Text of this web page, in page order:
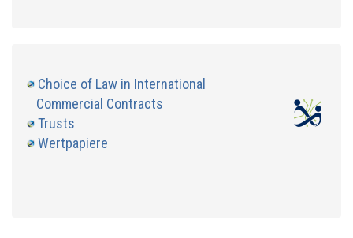
Choice of Law in International
Commercial Contracts
Trusts
Wertpapiere